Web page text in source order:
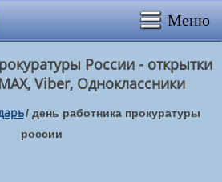
Меню
России - открытки
Viber, Одноклассники
/ день работника прокуратуры
россии